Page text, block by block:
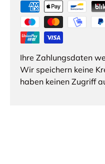
Ihre Zahlungsdaten
Wir speichern keine
haben keinen Zugriff